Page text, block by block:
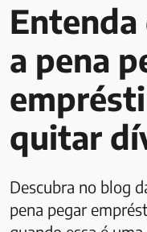
a pena
quitar
Descubra no blog
pena pegar